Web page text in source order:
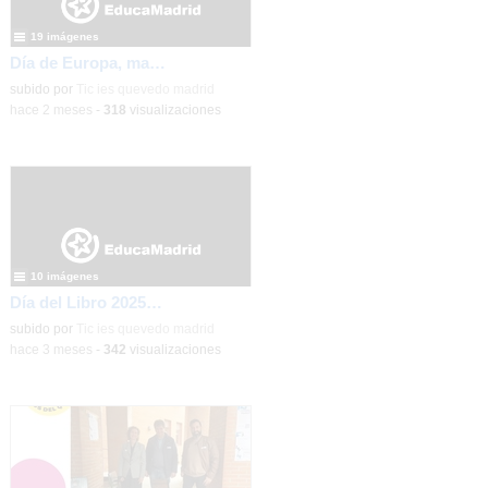
Día de Europa, mayo 2026
subido por
19 imágenes
hace 2 meses - 318 visualizaciones
Día del Libro 2025-2026
subido por
10 imágenes
hace 3 meses - 342 visualizaciones